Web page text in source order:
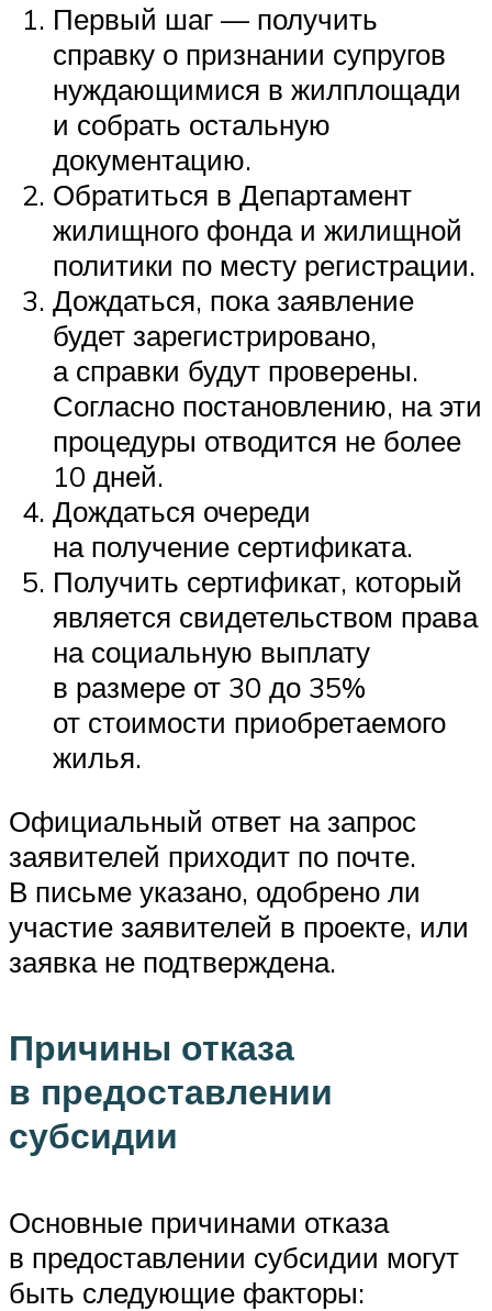
Первый шаг — получить
справку о признании супругов
нуждающимися в жилплощади
и собрать остальную
документацию.
Обратиться в Департамент
жилищного фонда и жилищной
политики по месту регистрации.
Дождаться, пока заявление
будет зарегистрировано,
а справки будут проверены.
Согласно постановлению, на эти
процедуры отводится не более
10 дней.
Дождаться очереди
на получение сертификата.
Получить сертификат, который
является свидетельством права
на социальную выплату
в размере от 30 до 35%
от стоимости приобретаемого
жилья.
Официальный ответ на запрос
заявителей приходит по почте.
В письме указано, одобрено ли
участие заявителей в проекте, или
заявка не подтверждена.
Причины отказа
в предоставлении
субсидии
Основные причинами отказа
в предоставлении субсидии могут
быть следующие факторы: